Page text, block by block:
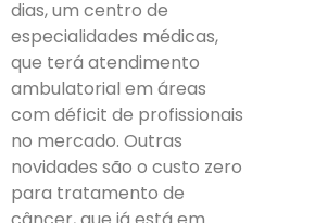
dias, um centro de
especialidades médicas,
que terá atendimento
ambulatorial em áreas
com déficit de profissionais
no mercado. Outras
novidades são o custo zero
para tratamento de